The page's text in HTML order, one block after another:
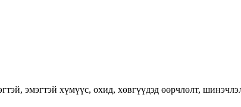
эмэгтэй хүмүүс, охид, хөвгүүдэд өөрчлөлт,